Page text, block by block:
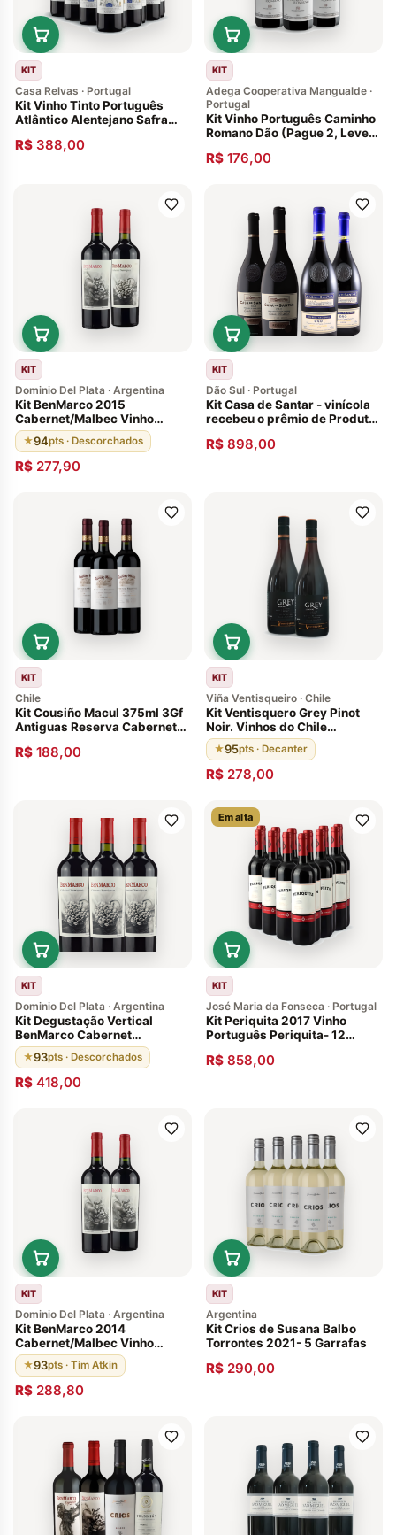
KIT
Casa Relvas · Portugal
Kit Vinho Tinto Português
Atlântico Alentejano Safra
R$ 388,00
KIT
Adega Cooperativa Mangualde ·
Portugal
Kit Vinho Português Caminho
Romano Dão (Pague 2, Leve
R$ 176,00
KIT
Dominio Del Plata · Argentina
Kit BenMarco 2015
Cabernet/Malbec Vinho
Argentino Susana Balbo
(Vinho da Argentina 96
Pontos, 11 meses em barricas
de carvalho francês)
★94pts · Descorchados
R$ 277,90
KIT
Dão Sul · Portugal
Kit Casa de Santar - vinícola
recebeu o prêmio de Produtor
R$ 898,00
KIT
Chile
Kit Cousiño Macul 375ml 3Gf
Antiguas Reserva Cabernet
R$ 188,00
KIT
Viña Ventisqueiro · Chile
Kit Ventisquero Grey Pinot
Noir. Vinhos do Chile
Descorchados: 93 pontos.
Envelhecido 12 meses em
barricas de carvalho francês
★95pts · Decanter
R$ 278,00
KIT
Dominio Del Plata · Argentina
Kit Degustação Vertical
BenMarco Cabernet
Sauvignon Susana Balbo
2015 2016 2017 96 Pontos
★93pts · Descorchados
R$ 418,00
Em alta
KIT
José Maria da Fonseca · Portugal
Kit Periquita 2017 Vinho
Português Periquita- 12
R$ 858,00
KIT
Dominio Del Plata · Argentina
Kit BenMarco 2014
Cabernet/Malbec Vinho
Argentino Susana Balbo - 2
Garrafas
★93pts · Tim Atkin
R$ 288,80
KIT
Argentina
Kit Crios de Susana Balbo
Torrontes 2021- 5 Garrafas
R$ 290,00